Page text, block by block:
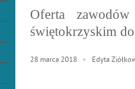
Oferta
świętokrzyskim
28 marca 2018 Edyta